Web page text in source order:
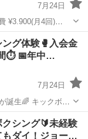
7月24日
美容健康 ミット
グ体験🥊入会金
⏱ 📅年中…
7月24日
が誕生🌈 キックボク
シング🔰未経験
もダイ！ジョー…